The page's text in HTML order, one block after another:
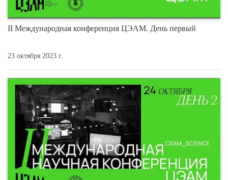
II Международная конференция ЦЭАМ. День первый
23 октября 2023 г.